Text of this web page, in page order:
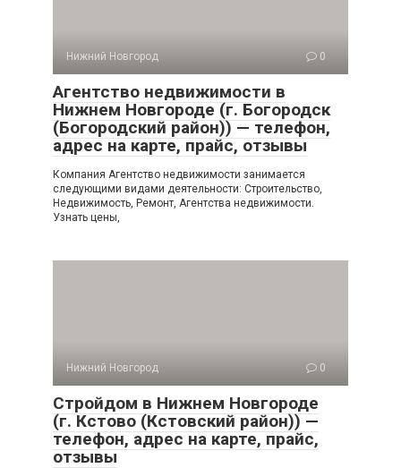
Нижний Новгород 0
Агентство недвижимости в
Нижнем Новгороде (г. Богородск
(Богородский район)) — телефон,
адрес на карте, прайс, отзывы
Компания Агентство недвижимости занимается
следующими видами деятельности: Строительство,
Недвижимость, Ремонт, Агентства недвижимости.
Узнать цены,
Нижний Новгород 0
Стройдом в Нижнем Новгороде
(г. Кстово (Кстовский район)) —
телефон, адрес на карте, прайс,
отзывы